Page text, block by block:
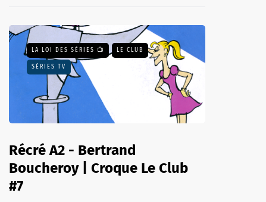
LA LOI DES SÉRIES 📺 LE CLUB
SÉRIES TV
Récré A2 - Bertrand
Boucheroy | Croque Le Club
#7